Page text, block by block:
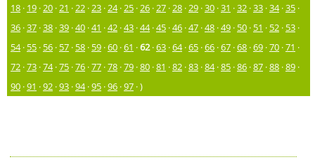
18 · 19 ·20 ·21 ·22 ·23 ·24·25 ·26 ·27 ·28 ·29 ·30 ·31 ·32 ·33 ·34·35 ·
36 ·37 ·38 ·39 ·40 ·41 ·42 ·43 ·44·45 ·46 ·47 ·48 ·49 · 50 · 51 · 52 · 53 ·
54· 55 · 56 · 57 · 58 · 59 ·60 ·61 ·62·63 ·64·65 ·66 ·67 ·68 ·69 ·70 ·71 ·
72 ·73 ·74·75 ·76 ·77 ·78 ·79 ·80 ·81 ·82 ·83 ·84·85 ·86 ·87 ·88 ·89 ·
90 ·91 ·92 ·93 ·94·95 ·96 ·97 · )